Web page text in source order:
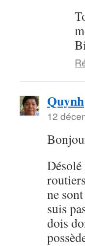
Quynh
12
ne
suis
dois